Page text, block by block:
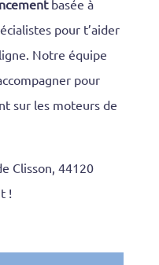
basée à
pour t’aider
Notre équipe
pour
sur les moteurs de
Clisson, 44120
!